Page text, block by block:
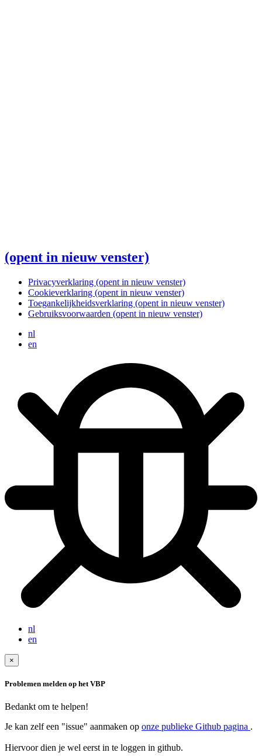
(opent in nieuw venster)
Privacyverklaring (opent in nieuw venster)
Cookieverklaring (opent in nieuw venster)
Toegankelijkheidsverklaring (opent in nieuw venster)
Gebruiksvoorwaarden (opent in nieuw venster)
nl
en
nl
en
×
Problemen melden op het VBP
Bedankt om te helpen!
Je kan zelf een "issue" aanmaken op onze publieke Github pagina .
Hiervoor dien je wel eerst in te loggen in github.